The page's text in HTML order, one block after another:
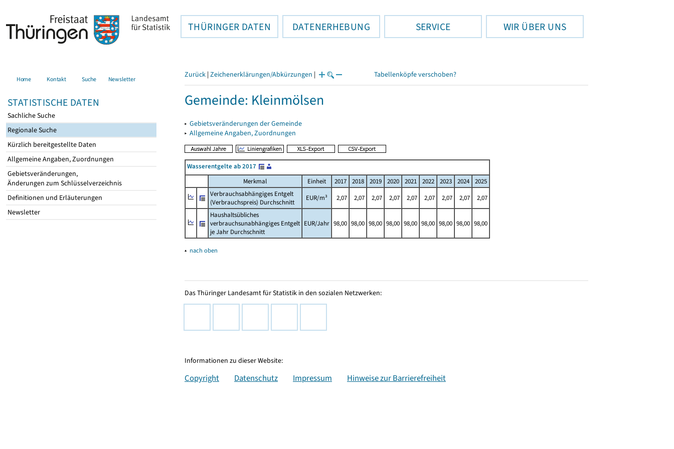
THÜRINGER DATEN DATENERHEBUNG SERVICE WIR ÜBER UNS
Home Kontakt Suche Newsletter
STATISTISCHE DATEN
Sachliche Suche
Regionale Suche
Kürzlich bereitgestellte Daten
Allgemeine Angaben, Zuordnungen
Gebietsveränderungen,
Änderungen zum Schlüsselverzeichnis
Definitionen und Erläuterungen
Newsletter
Zurück | Zeichenerklärungen/Abkürzungen | Tabellenköpfe verschoben?
Gemeinde: Kleinmölsen
▸ Gebietsveränderungen der Gemeinde
▸ Allgemeine Angaben, Zuordnungen
Wasserentgelte ab 2017
Merkmal
Einheit 2017 2018 2019 2020 2021 2022 2023 2024
2025
Verbrauchsabhängiges Entgelt
(Verbrauchspreis) Durchschnitt
EUR/m³ 2,07 2,07 2,07 2,07 2,07 2,07 2,07 2,07
2,07
Haushaltsübliches
verbrauchsunabhängiges Entgelt
je Jahr Durchschnitt
EUR/Jahr 98,00 98,00 98,00 98,00 98,00 98,00 98,00 98,00 98,00
▴ nach oben
Das Thüringer Landesamt für Statistik in den sozialen Netzwerken:
Informationen zu dieser Website:
Copyright Datenschutz Impressum Hinweise zur Barrierefreiheit